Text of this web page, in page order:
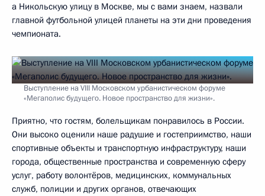
а Никольскую улицу в Москве, мы с вами знаем, назвали
главной футбольной улицей планеты на эти дни проведения
чемпионата.
Выступление на VIII Московском урбанистическом форуме
«Мегаполис будущего. Новое пространство для жизни».
Приятно, что гостям, болельщикам понравилось в России.
Они высоко оценили наше радушие и гостеприимство, наши
спортивные объекты и транспортную инфраструктуру, наши
города, общественные пространства и современную сферу
услуг, работу волонтёров, медицинских, коммунальных
служб, полиции и других органов, отвечающих